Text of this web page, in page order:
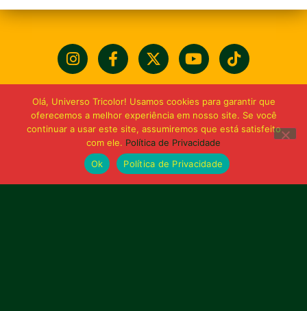
Olá, Universo Tricolor! Usamos cookies para garantir que
oferecemos a melhor experiência em nosso site. Se você
continuar a usar este site, assumiremos que está satisfeito
com ele. Política de Privacidade
Ok
Política de Privacidade